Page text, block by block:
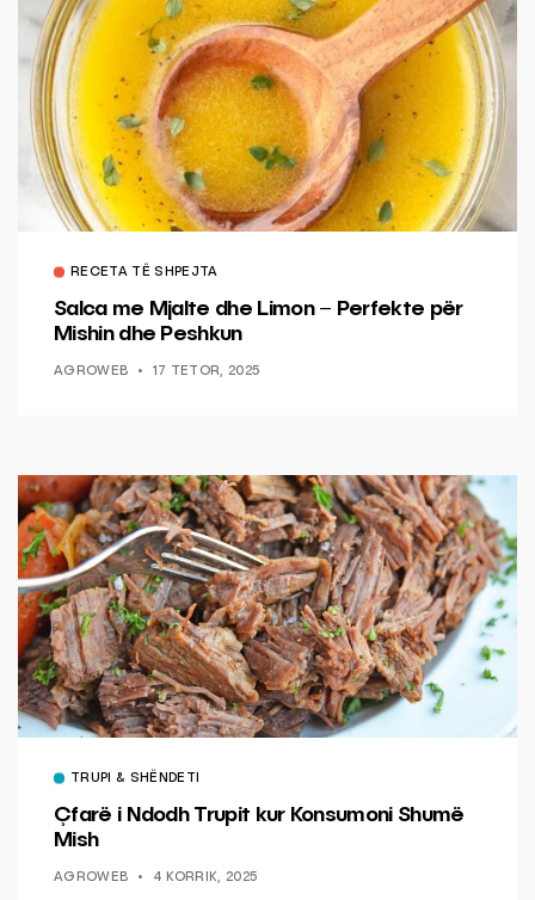
RECETA TË SHPEJTA
Salca me Mjalte dhe Limon – Perfekte për
Mishin dhe Peshkun
AGROWEB 17 TETOR, 2025
TRUPI & SHËNDETI
Çfarë i Ndodh Trupit kur Konsumoni Shumë
Mish
AGROWEB 4 KORRIK, 2025